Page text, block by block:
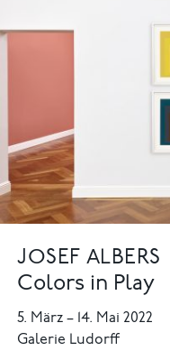
JOSEF ALBERS
Colors in Play
5. März– 14. Mai 2022
Galerie Ludorff